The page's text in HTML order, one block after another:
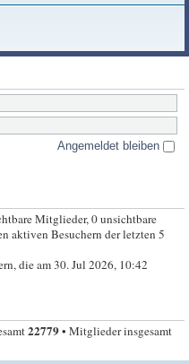
Angemeldet bleiben
Mitglieder, 0 unsichtbare
aktiven Besuchern der letzten 5
die am 30. Jul 2026, 10:42
22779• Mitglieder insgesamt